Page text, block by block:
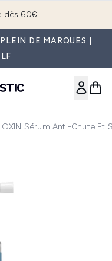
5€
DE MARQUES |
Sérum Anti-Chute Et